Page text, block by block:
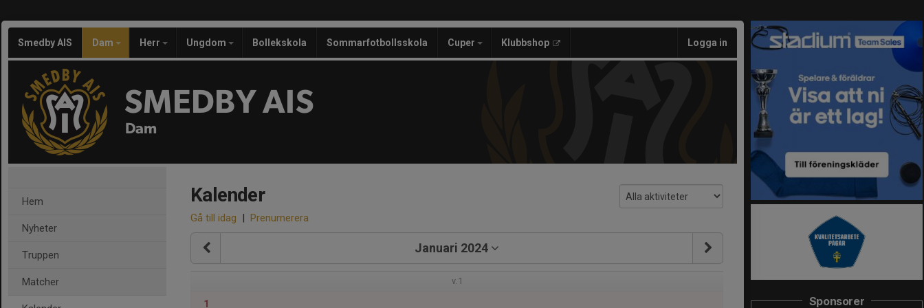
Smedby AIS Dam Herr Ungdom Bollekskola Sommarfotbollsskola Cuper Klubbshop Logga in
SMEDBY AIS
Dam
Hem
Nyheter
Truppen
Matcher
Kalender
Gå till idag | Prenumerera
Januari 2024
v.1
1 Sponsorer